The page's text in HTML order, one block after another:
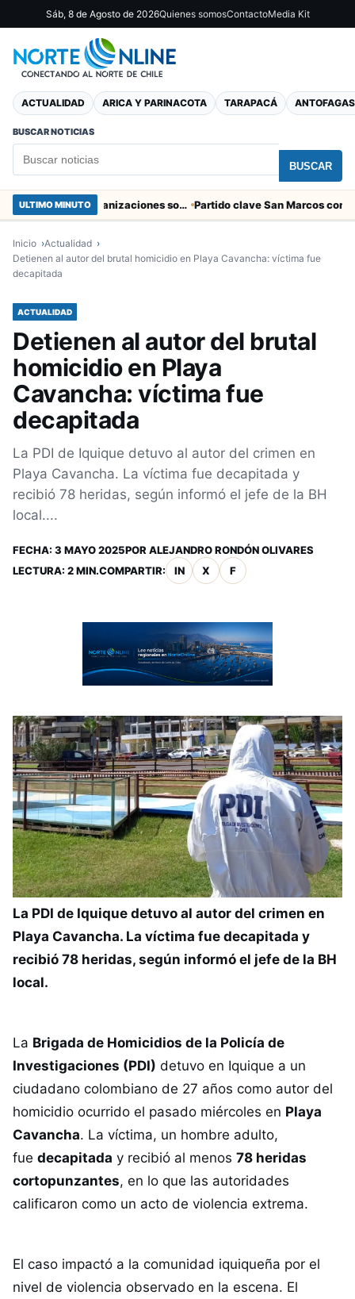
Sáb, 8 de Agosto de 2026Quienes somosContactoMedia Kit
ACTUALIDAD ARICA Y PARINACOTA TARAPACÁ
BUSCAR NOTICIAS
BUSCAR
ULTIMO MINUTO Entregaron fibra óptica gratuita a organizaciones sociales de Arica
Inicio
Actualidad
Detienen al autor del brutal homicidio en Playa Cavancha: víctima fue
decapitada
ACTUALIDAD
Detienen al autor del brutal
homicidio en Playa
Cavancha: víctima fue
decapitada
La PDI de Iquique detuvo al autor del crimen en
Playa Cavancha. La víctima fue decapitada y
recibió 78 heridas, según informó el jefe de la BH
local....
FECHA: 3 MAYO 2025POR ALEJANDRO RONDÓN OLIVARES
LECTURA: 2 MIN.COMPARTIR: IN X F
La PDI de Iquique detuvo al autor del crimen en
Playa Cavancha. La víctima fue decapitada y
recibió 78 heridas, según informó el jefe de la BH
local.
La Brigada de Homicidios de la Policía de
Investigaciones (PDI) detuvo en Iquique a un
ciudadano colombiano de 27 años como autor del
homicidio ocurrido el pasado miércoles en Playa
Cavancha. La víctima, un hombre adulto,
fue decapitada y recibió al menos 78 heridas
cortopunzantes, en lo que las autoridades
calificaron como un acto de violencia extrema.
El caso impactó a la comunidad iquiqueña por el
nivel de violencia observado en la escena. El